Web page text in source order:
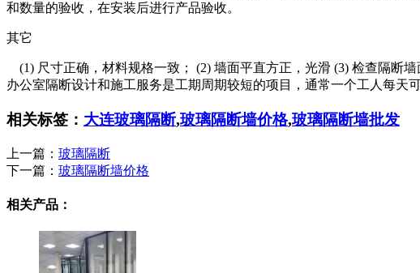
和数量的验收，在安装后进行产品验收。
其它
(1) 尺寸正确，材料规格一致； (2) 墙面平直方正，光滑 (3) 检查隔断
办公室隔断设计和施工服务是工期周期较短的项目，通常一个工人每天
相关标签： 大连玻璃隔断,玻璃隔断墙价格,玻璃隔断墙批发
上一篇： 玻璃隔断
下一篇： 玻璃隔断墙价格
相关产品：